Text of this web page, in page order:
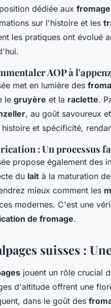
dédiée aux
sur l'histoire et les
les pratiques ont évolué
AOP à
met en lumière des
le gruyère et la raclette.
, au goût savoureux
et spécificité,
: Un processus
propose également des
du lait à la maturation
mieux comment les
modernes. C'est une
de fromage.
suisses :
jouent un rôle crucial
d'altitude offrent une
dans le goût des